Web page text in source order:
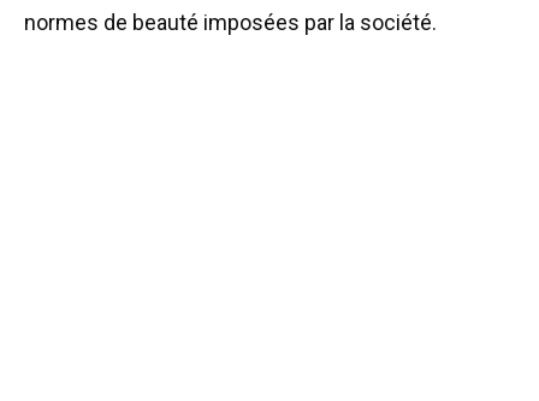
normes de beauté imposées par la société.